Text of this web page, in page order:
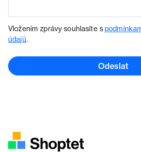
Vložením zprávy souhlasíte s
údajů.
Odeslat